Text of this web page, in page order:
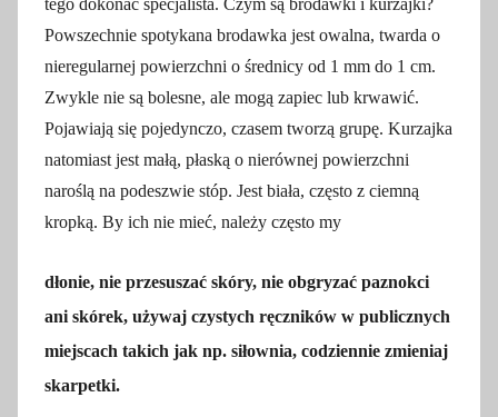
Powszechnie spotykana brodawka jest owalna, twarda o
nieregularnej powierzchni o średnicy od 1 mm do 1 cm.
Zwykle nie są bolesne, ale mogą zapiec lub krwawić.
Pojawiają się pojedynczo, czasem tworzą grupę. Kurzajka
natomiast jest małą, płaską o nierównej powierzchni
naroślą na podeszwie stóp. Jest biała, często z ciemną
kropką. By ich nie mieć, należy często my
dłonie, nie przesuszać skóry, nie obgryzać paznokci
ani skórek, używaj czystych ręczników w publicznych
miejscach takich jak np. siłownia, codziennie zmieniaj
skarpetki.